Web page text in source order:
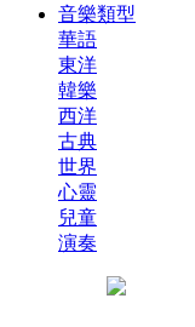
音樂類型
華語
東洋
韓樂
西洋
古典
世界
心靈
兒童
演奏